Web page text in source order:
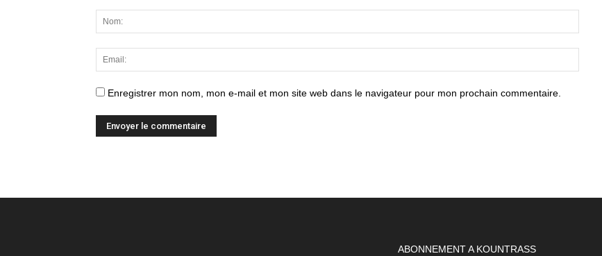
Enregistrer mon nom, mon e-mail et mon site web dans le navigateur pour mon prochain commentaire.
ABONNEMENT A KOUNTRASS